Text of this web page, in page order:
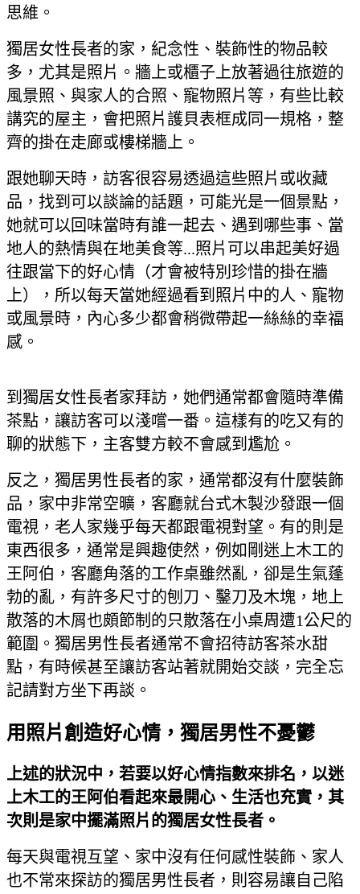
思維。
獨居女性長者的家，紀念性、裝飾性的物品較
多，尤其是照片。牆上或櫃子上放著過往旅遊的
風景照、與家人的合照、寵物照片等，有些比較
講究的屋主，會把照片護貝表框成同一規格，整
齊的掛在走廊或樓梯牆上。
跟她聊天時，訪客很容易透過這些照片或收藏
品，找到可以談論的話題，可能光是一個景點，
她就可以回味當時有誰一起去、遇到哪些事、當
地人的熱情與在地美食等...照片可以串起美好過
往跟當下的好心情（才會被特別珍惜的掛在牆
上），所以每天當她經過看到照片中的人、寵物
或風景時，內心多少都會稍微帶起一絲絲的幸福
感。
到獨居女性長者家拜訪，她們通常都會隨時準備
茶點，讓訪客可以淺嚐一番。這樣有的吃又有的
聊的狀態下，主客雙方較不會感到尷尬。
反之，獨居男性長者的家，通常都沒有什麼裝飾
品，家中非常空曠，客廳就台式木製沙發跟一個
電視，老人家幾乎每天都跟電視對望。有的則是
東西很多，通常是興趣使然，例如剛迷上木工的
王阿伯，客廳角落的工作桌雖然亂，卻是生氣蓬
勃的亂，有許多尺寸的刨刀、鑿刀及木塊，地上
散落的木屑也頗節制的只散落在小桌周遭1公尺的
範圍。獨居男性長者通常不會招待訪客茶水甜
點，有時候甚至讓訪客站著就開始交談，完全忘
記請對方坐下再談。
用照片創造好心情，獨居男性不憂鬱
上述的狀況中，若要以好心情指數來排名，以迷
上木工的王阿伯看起來最開心、生活也充實，其
次則是家中擺滿照片的獨居女性長者。
每天與電視互望、家中沒有任何感性裝飾、家人
也不常來探訪的獨居男性長者，則容易讓自己陷